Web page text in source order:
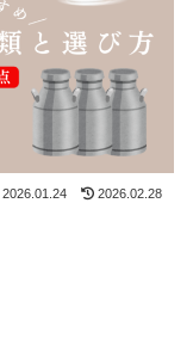
2026.01.24 2026.02.28